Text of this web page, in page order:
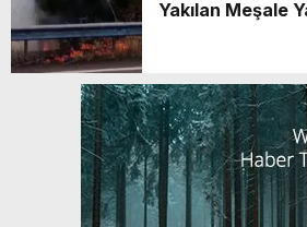
Yakılan Meşale